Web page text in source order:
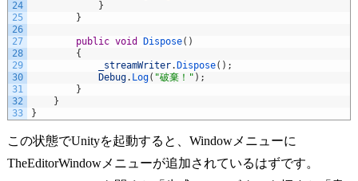
24
25
26
27
28
29
30
31
32
33
}
}
public void Dispose( )
{
_streamWriter. Dispose( ) ;
Debug. Log( "破棄！" ) ;
}
}
}
この状態でUnityを起動すると、Windowメニューに
TheEditorWindowメニューが追加されているはずです。